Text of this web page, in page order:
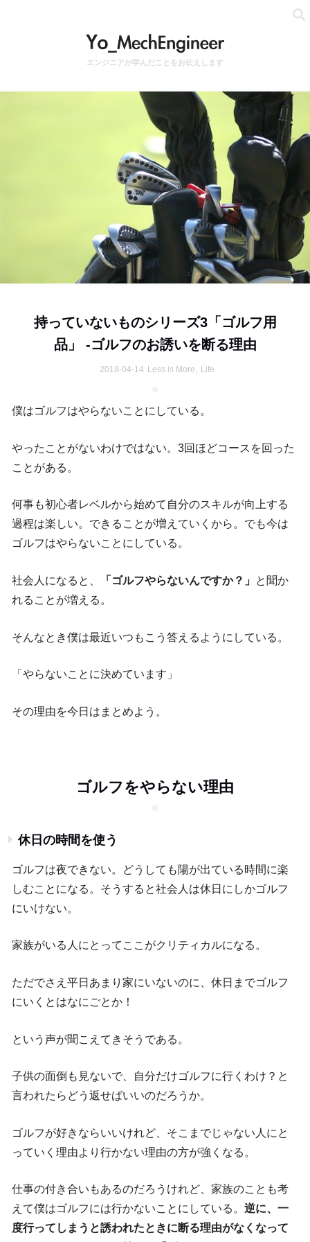
エンジニアが学んだことをお伝えします
持っていないものシリーズ3「ゴルフ用
品」 -ゴルフのお誘いを断る理由
2018-04-14 Less is More, Life
僕はゴルフはやらないことにしている。
やったことがないわけではない。3回ほどコースを回った
ことがある。
何事も初心者レベルから始めて自分のスキルが向上する
過程は楽しい。できることが増えていくから。でも今は
ゴルフはやらないことにしている。
社会人になると、 「ゴルフやらないんですか？」 と聞か
れることが増える。
そんなとき僕は最近いつもこう答えるようにしている。
「やらないことに決めています」
その理由を今日はまとめよう。
ゴルフをやらない理由
休日の時間を使う
ゴルフは夜できない。どうしても陽が出ている時間に楽
しむことになる。そうすると社会人は休日にしかゴルフ
にいけない。
家族がいる人にとってここがクリティカルになる。
ただでさえ平日あまり家にいないのに、休日までゴルフ
にいくとはなにごとか！
という声が聞こえてきそうである。
子供の面倒も見ないで、自分だけゴルフに行くわけ？と
言われたらどう返せばいいのだろうか。
ゴルフが好きならいいけれど、そこまでじゃない人にと
っていく理由より行かない理由の方が強くなる。
仕事の付き合いもあるのだろうけれど、家族のことも考
えて僕はゴルフには行かないことにしている。 逆に、一
度行ってしまうと誘われたときに断る理由がなくなって